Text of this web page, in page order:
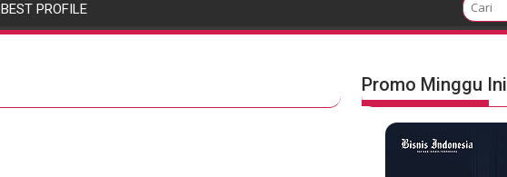
BEST PROFILE
Promo Minggu Ini